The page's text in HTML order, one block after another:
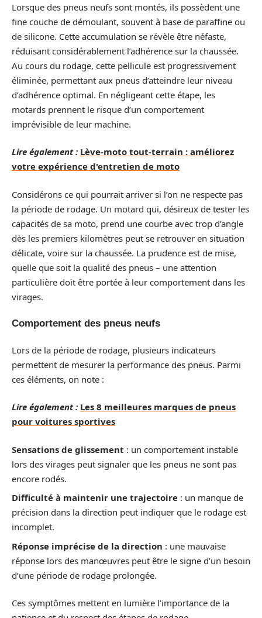
Lorsque des pneus neufs sont montés, ils possèdent une
fine couche de démoulant, souvent à base de paraffine ou
de silicone. Cette accumulation se révèle être néfaste,
réduisant considérablement l’adhérence sur la chaussée.
Au cours du rodage, cette pellicule est progressivement
éliminée, permettant aux pneus d’atteindre leur niveau
d’adhérence optimal. En négligeant cette étape, les
motards prennent le risque d’un comportement
imprévisible de leur machine.
Lire également : Lève-moto tout-terrain : améliorez
votre expérience d'entretien de moto
Considérons ce qui pourrait arriver si l’on ne respecte pas
la période de rodage. Un motard qui, désireux de tester les
capacités de sa moto, prend une courbe avec trop d’angle
dès les premiers kilomètres peut se retrouver en situation
délicate, voire sur la chaussée. La prudence est de mise,
quelle que soit la qualité des pneus – une attention
particulière doit être portée à leur comportement dans les
virages.
Comportement des pneus neufs
Lors de la période de rodage, plusieurs indicateurs
permettent de mesurer la performance des pneus. Parmi
ces éléments, on note :
Lire également : Les 8 meilleures marques de pneus
pour voitures sportives
Sensations de glissement : un comportement instable
lors des virages peut signaler que les pneus ne sont pas
encore rodés.
Difficulté à maintenir une trajectoire : un manque de
précision dans la direction peut indiquer que le rodage est
incomplet.
Réponse imprécise de la direction : une mauvaise
réponse lors des manœuvres peut être le signe d’un besoin
d’une période de rodage prolongée.
Ces symptômes mettent en lumière l’importance de la